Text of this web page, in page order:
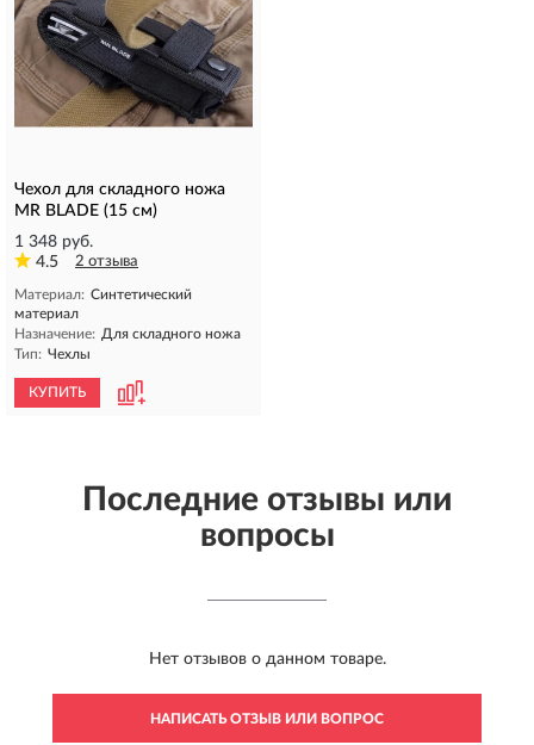
Чехол для складного ножа
MR BLADE (15 см)
1 348 руб.
4.5
2 отзыва
Материал: Синтетический
материал
Назначение: Для складного ножа
Тип: Чехлы
КУПИТЬ
Последние отзывы или
вопросы
Нет отзывов о данном товаре.
НАПИСАТЬ ОТЗЫВ ИЛИ ВОПРОС